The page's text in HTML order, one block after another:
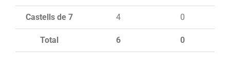
Total 6 0
Castells de 7 4 0